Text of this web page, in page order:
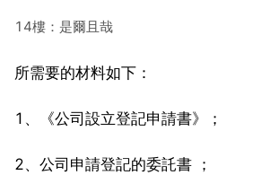
14樓：是爾且哉
所需要的材料如下：
1、《公司設立登記申請書》；
2、公司申請登記的委託書 ；